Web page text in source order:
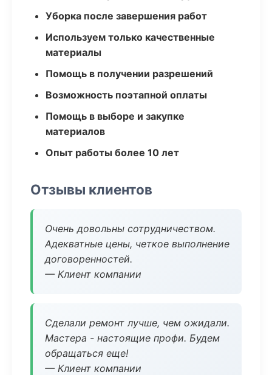
Уборка после завершения работ
Используем только качественные
материалы
Помощь в получении разрешений
Возможность поэтапной оплаты
Помощь в выборе и закупке
материалов
Опыт работы более 10 лет
Отзывы клиентов
Очень довольны сотрудничеством.
Адекватные цены, четкое выполнение
договоренностей.
— Клиент компании
Сделали ремонт лучше, чем ожидали.
Мастера - настоящие профи. Будем
обращаться еще!
— Клиент компании